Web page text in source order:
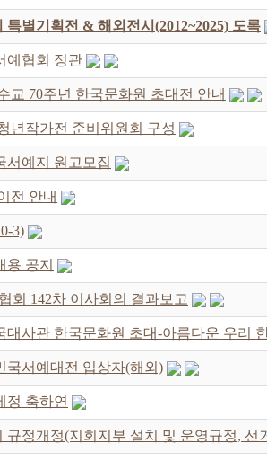
특별기획전 & 해외전시(2012~2025) 도록
예협회 정관
교 70주년 한국문화원 초대전 안내
년작가전 준비위원회 구성
서예지 원고모집
전 안내
3)
용 공지
회 142차 이사회의 결과보고
대사관 한국문화원 초대-아름다운 우리
국서예대전 입상자(해외)
정 축하연
규정개정(지회지부 설치 및 운영규정,